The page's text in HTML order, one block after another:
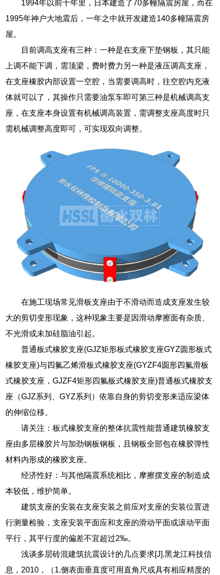
1994年以前十年里，日本建造了70多幢隔震房屋，而在
1995年神户大地震后，一年之中就开发建造140多幢隔震房
屋。
目前调高支座有三种：一种是在支座下垫钢板，其只能
上调不能下调，需顶梁，费时费力另一种是液压调高支座，
在支座橡胶内部设置一空腔，当需要调高时，往空腔内充液
体就可以了，其操作只需要油泵车即可第三种是机械调高支
座，在支座本身设置有机械调高装置，需调整支座高度时只
需机械调整高度即可，可实现双向调整。
在施工现场常见滑板支座由于不滑动而造成支座发生较
大的剪切变形现象，这种现象主要是因滑动摩擦面有杂质、
不光滑或未加硅脂油引起。
普通板式橡胶支座(GJZ矩形板式橡胶支座GYZ圆形板式
橡胶支座)与四氟乙烯滑板式橡胶支座(GYZF4圆形四氟滑板
式橡胶支座，GJZF4矩形四氟板式橡胶支座)普通板式橡胶支
座（GJZ系列、GYZ系列）依靠自身的剪切变形来适应梁体
的伸缩位移。
请关注：板式橡胶支座的整体抗震性能普通建筑橡胶支
座由多层橡胶片与加劲钢板钢板，且钢板全部包在橡胶弹性
材料内形成的橡胶支座。
经济性好：与其他隔震系统相比，摩擦摆支座的制造成
本较低，维护简单。
建筑支座的安装在支座安装之前应对支座的安装位置进
行测量检验，支座安装平面应和支座的滑动平面或滚动平面
平行，其平行度的偏差不宜超过2‰。
浅谈多层砖混建筑抗震设计的几点要求[J].黑龙江科技信
息，2010，（1.侧表面垂直度可用直角尺或具有相应精度的